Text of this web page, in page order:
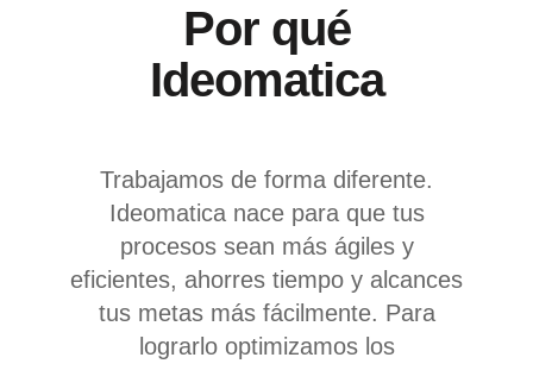
Por qué
Ideomatica
Trabajamos de forma diferente.
Ideomatica nace para que tus
procesos sean más ágiles y
eficientes, ahorres tiempo y alcances
tus metas más fácilmente. Para
lograrlo optimizamos los